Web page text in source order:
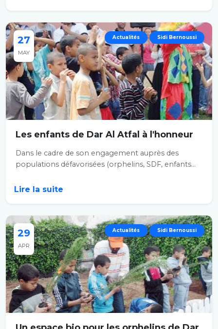
27
MAY
Actualités Sidi Bernoussi
Les enfants de Dar Al Atfal à l'honneur
Dans le cadre de son engagement auprès des
populations défavorisées (orphelins, SDF, enfants...
Lire la suite
29
APR
Actualités Sidi Bernoussi